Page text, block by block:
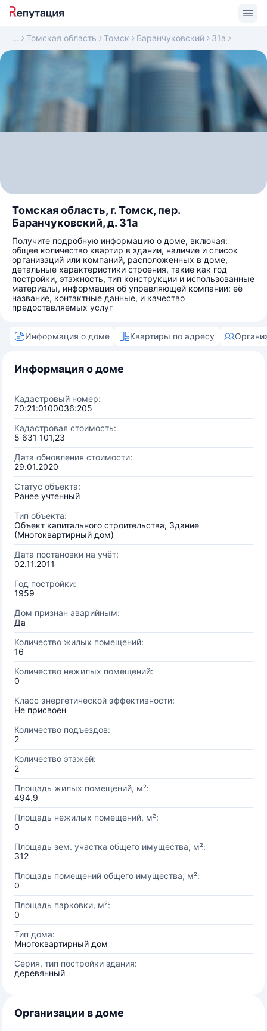
Томская область Томск Баранчуковский 31а
Томская область, г. Томск, пер.
Баранчуковский, д. 31а
Получите подробную информацию о доме, включая:
общее количество квартир в здании, наличие и список
организаций или компаний, расположенных в доме,
детальные характеристики строения, такие как год
постройки, этажность, тип конструкции и использованные
материалы, информация об управляющей компании: её
название, контактные данные, и качество
предоставляемых услуг
Информация о доме Квартиры по адресу
Информация о доме
Кадастровый номер:
70:21:0100036:205
Кадастровая стоимость:
5 631 101,23
Дата обновления стоимости:
29.01.2020
Статус объекта:
Ранее учтенный
Тип объекта:
Объект капитального строительства, Здание
(Многоквартирный дом)
Дата постановки на учёт:
02.11.2011
Год постройки:
1959
Дом признан аварийным:
Да
Количество жилых помещений:
16
Количество нежилых помещений:
0
Класс энергетической эффективности:
Не присвоен
Количество подъездов:
2
Количество этажей:
2
Площадь жилых помещений, м²:
494.9
Площадь нежилых помещений, м²:
0
Площадь зем. участка общего имущества, м²:
312
Площадь помещений общего имущества, м²:
0
Площадь парковки, м²:
0
Тип дома:
Многоквартирный дом
Серия, тип постройки здания:
деревянный
Организации в доме